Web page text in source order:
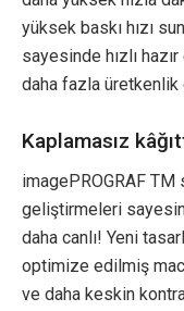
yüksek baskı hızı
sayesinde hızlı
daha fazla üretkenlik
Kaplamasız
imagePROGRAF
geliştirmeleri
daha canlı! Yeni
optimize edilmiş
ve daha keskin